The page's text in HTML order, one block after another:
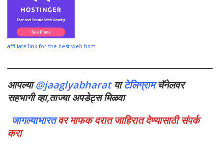
affiliate link for the best web host
आपल्या@jaaglyabharatयाटेलिग्रामचॅनेलवर
सहभागी व्हा,ताज्या अपडेट्स मिळवा
जागल्याभारतवर माफक दरात जाहिरात देण्यासाठी संपर्क
करा